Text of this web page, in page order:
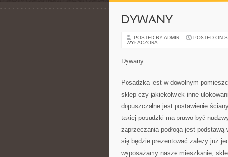
DYWANY
POSTED BY ADMIN POSTED ON
WYŁĄCZONA
Dywany
Posadzka jest w dowolnym
sklep czy jakiekolwiek inne
dopuszczalne jest postawienie
takiej posadzki ma prawo być
zaprzeczania podłoga jest
się będzie prezentować zależy już
wyposażamy nasze mieszkanie,